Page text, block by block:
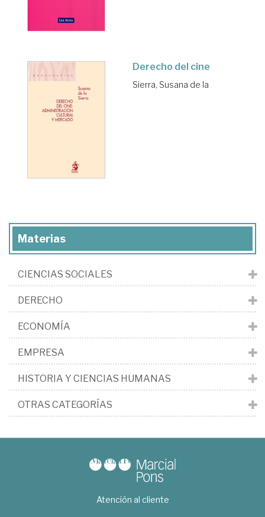
Derecho del cine
Sierra, Susana de la
Materias
CIENCIAS SOCIALES
DERECHO
ECONOMÍA
EMPRESA
HISTORIA Y CIENCIAS HUMANAS
OTRAS CATEGORÍAS
Atención al cliente